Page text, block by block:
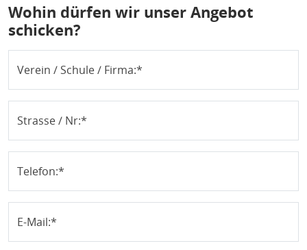
Wohin dürfen wir unser Angebot
schicken?
Verein / Schule / Firma:
Strasse / Nr:
Telefon:
E-Mail: